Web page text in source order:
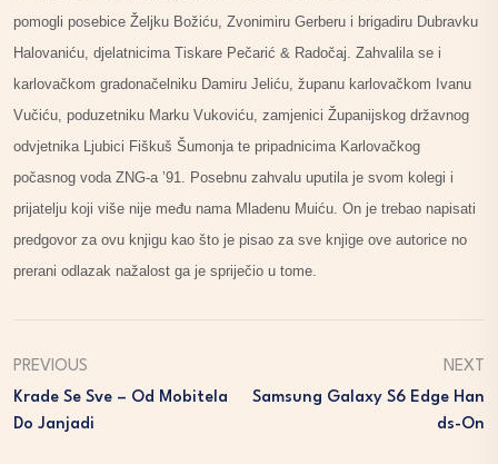
pomogli posebice Željku Božiću, Zvonimiru Gerberu i brigadiru Dubravku
Halovaniću, djelatnicima Tiskare Pečarić & Radočaj. Zahvalila se i
karlovačkom gradonačelniku Damiru Jeliću, županu karlovačkom Ivanu
Vučiću, poduzetniku Marku Vukoviću, zamjenici Županijskog državnog
odvjetnika Ljubici Fiškuš Šumonja te pripadnicima Karlovačkog
počasnog voda ZNG-a ’91. Posebnu zahvalu uputila je svom kolegi i
prijatelju koji više nije među nama Mladenu Muiću. On je trebao napisati
predgovor za ovu knjigu kao što je pisao za sve knjige ove autorice no
prerani odlazak nažalost ga je spriječio u tome.
PREVIOUS
Krade Se Sve – Od Mobitela
Do Janjadi
NEXT
Samsung Galaxy S6 Edge Han
Ds-On